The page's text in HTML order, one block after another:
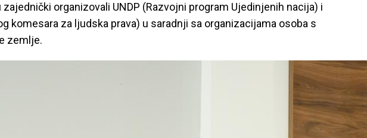
organizovali UNDP (Razvojni program Ujedinjenih nacija) i
komesara za ljudska prava) u saradnji sa organizacijama osoba s
zemlje.